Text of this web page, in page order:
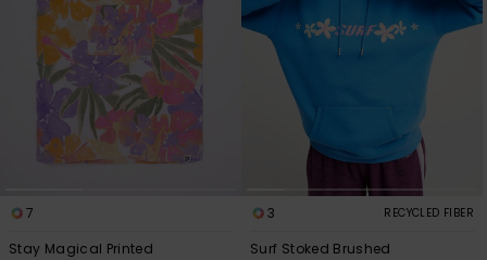
7
Stay Magical Printed
3 RECYCLED FIBER
Surf Stoked Brushed